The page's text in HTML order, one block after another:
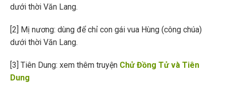
dưới thời Văn Lang.
[2] Mị nương: dùng để chỉ con gái vua Hùng (công chúa)
dưới thời Văn Lang.
[3] Tiên Dung: xem thêm truyện Chử Đồng Tử và Tiên
Dung